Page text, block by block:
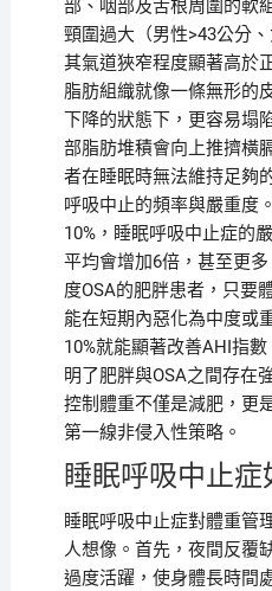
部、咽部及舌根周圍的軟
頸圍過大（男性>43公分
其氣道狹窄程度顯著高於
脂肪組織就像一條無形的
下降的狀態下，更容易塌
部脂肪堆積會向上推擠橫
者在睡眠時無法維持足夠
呼吸中止的頻率與嚴重度
10%，睡眠呼吸中止症的
平均會增加6倍，甚至更
度OSA的肥胖患者，只要
能在短期內惡化為中度或
10%就能顯著改善AHI指
明了肥胖與OSA之間存在
控制體重不僅是減肥，更
第一線非侵入性策略。
睡眠呼吸中止症
睡眠呼吸中止症對體重管
人想像。首先，夜間反覆
過度活躍，使身體長時間